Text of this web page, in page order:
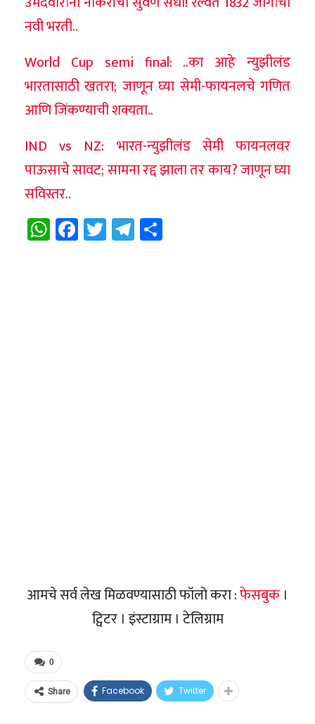
नवी भरती..
World Cup semi final: ..का आहे न्युझीलंड
भारतासाठी खतरा; जाणून घ्या सेमी-फायनलचे गणित
आणि जिंकण्याची शक्यता..
IND vs NZ: भारत-न्युझीलंड सेमी फायनलवर
पाऊसाचे सावट; सामना रद्द झाला तर काय? जाणून घ्या
सविस्तर..
WhatsApp
Facebook
TwitterTelegram
आमचे सर्व लेख मिळवण्यासाठी फॉलो करा :फेसबुक ।
ट्विटर । इंस्टाग्राम । टेलिग्राम
0
Share Facebook Twitter